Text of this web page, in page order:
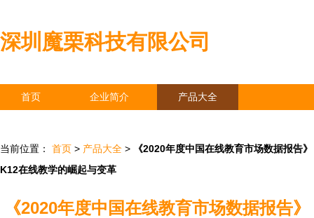
深圳魔栗科技有限公司
首页 企业简介 产品大全
当前位置： 首页 > 产品大全 >
《2020年度中国在线教育市场数据报告》
K12在线教学的崛起与变革
《2020年度中国在线教育市场数据报告》